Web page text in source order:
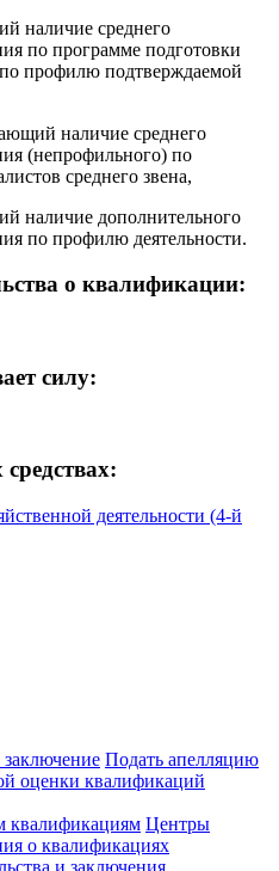
наличие среднего
по программе подготовки
по профилю подтверждаемой
наличие среднего
(непрофильного) по
среднего звена,
наличие дополнительного
по профилю деятельности.
о квалификации:
силу:
деятельности (4-й
заключение Подать апелляцию
оценки квалификаций
квалификациям Центры
о квалификациях
и заключения